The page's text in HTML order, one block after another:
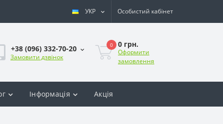
УКР Особистий кабінет
+38 (096) 332-70-20
Замовити дзвінок
0 0 грн.
Оформити
замовлення
Інформація Акція